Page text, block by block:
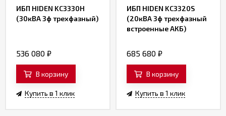
ИБП HIDEN KC3330H
(30кВА 3ф трехфазный)
536 080 ₽
В корзину
Купить в 1 клик
ИБП HIDEN KC3320S
(20кВА 3ф трехфазный
встроенные АКБ)
685 680 ₽
В корзину
Купить в 1 клик